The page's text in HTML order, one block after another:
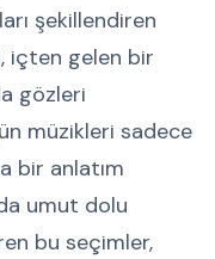
şekillendiren
içten gelen bir
gözleri
müzikleri sadece
bir anlatım
umut dolu
bu seçimler,